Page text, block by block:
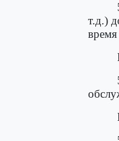
т.д.)